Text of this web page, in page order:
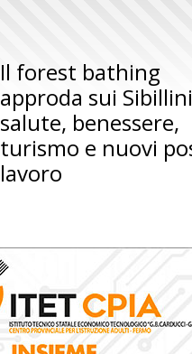
Il forest bathing
approda sui
salute, benessere,
turismo e nuovi
lavoro